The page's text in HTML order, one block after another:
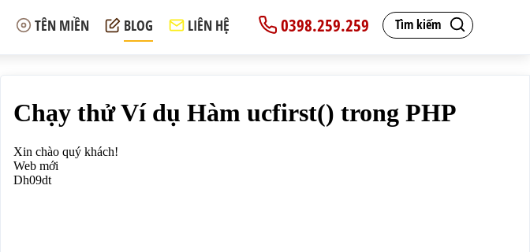
Tìm kiếm
0398.259.259
TÊN MIỀN BLOG LIÊN HỆ